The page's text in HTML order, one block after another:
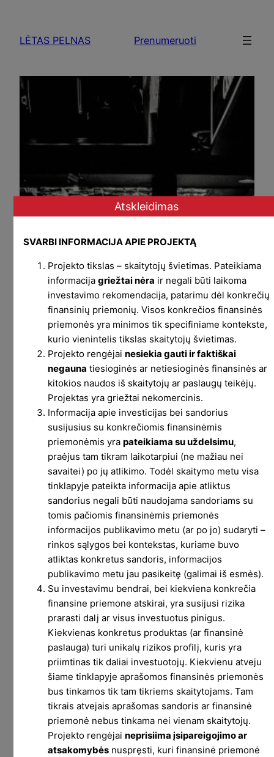
content
LĖTAS PELNAS Prenumeruoti
Christmas special
(3/3)
Investavimo rezultatus galima vertinti įvairiai.
Nepriklausomai nuo naudojamos strategijos,
pasirinktų aktyvų ar bet kokių kitų faktorių,
galutinį rezultatą visi vertins skirtingai. Nes
visiems rūpės skirtingi dalykai.
Atskleidimas
SVARBI INFORMACIJA APIE PROJEKTĄ
Projekto tikslas – skaitytojų švietimas. Pateikiama
informacijagriežtai nėra ir negali būti laikoma
investavimo rekomendacija, patarimu dėl konkrečių
finansinių priemonių. Visos konkrečios finansinės
priemonės yra minimos tik specifiniame kontekste,
kurio vienintelis tikslas skaitytojų švietimas.
Projekto rengėjainesiekia gauti ir faktiškai
negauna tiesioginės ar netiesioginės finansinės ar
kitokios naudos iš skaitytojų ar paslaugų teikėjų.
Projektas yra griežtai nekomercinis.
Informacija apie investicijas bei sandorius
susijusius su konkrečiomis finansinėmis
priemonėmis yrapateikiama su uždelsimu,
praėjus tam tikram laikotarpiui (ne mažiau nei
savaitei) po jų atlikimo. Todėl skaitymo metu visa
tinklapyje pateikta informacija apie atliktus
sandorius negali būti naudojama sandoriams su
tomis pačiomis finansinėmis priemonės
informacijos publikavimo metu (ar po jo) sudaryti –
rinkos sąlygos bei kontekstas, kuriame buvo
atliktas konkretus sandoris, informacijos
publikavimo metu jau pasikeitę (galimai iš esmės).
Su investavimu bendrai, bei kiekviena konkrečia
finansine priemone atskirai, yra susijusi rizika
prarasti dalį ar visus investuotus pinigus.
Kiekvienas konkretus produktas (ar finansinė
paslauga) turi unikalų rizikos profilį, kuris yra
priimtinas tik daliai investuotojų. Kiekvienu atveju
šiame tinklapyje aprašomos finansinės priemonės
bus tinkamos tik tam tikriems skaitytojams. Tam
tikrais atvejais aprašomas sandoris ar finansinė
priemonė nebus tinkama nei vienam skaitytojų.
Projekto rengėjaineprisiima įsipareigojimo ar
atsakomybės nuspręsti, kuri finansinė priemonė